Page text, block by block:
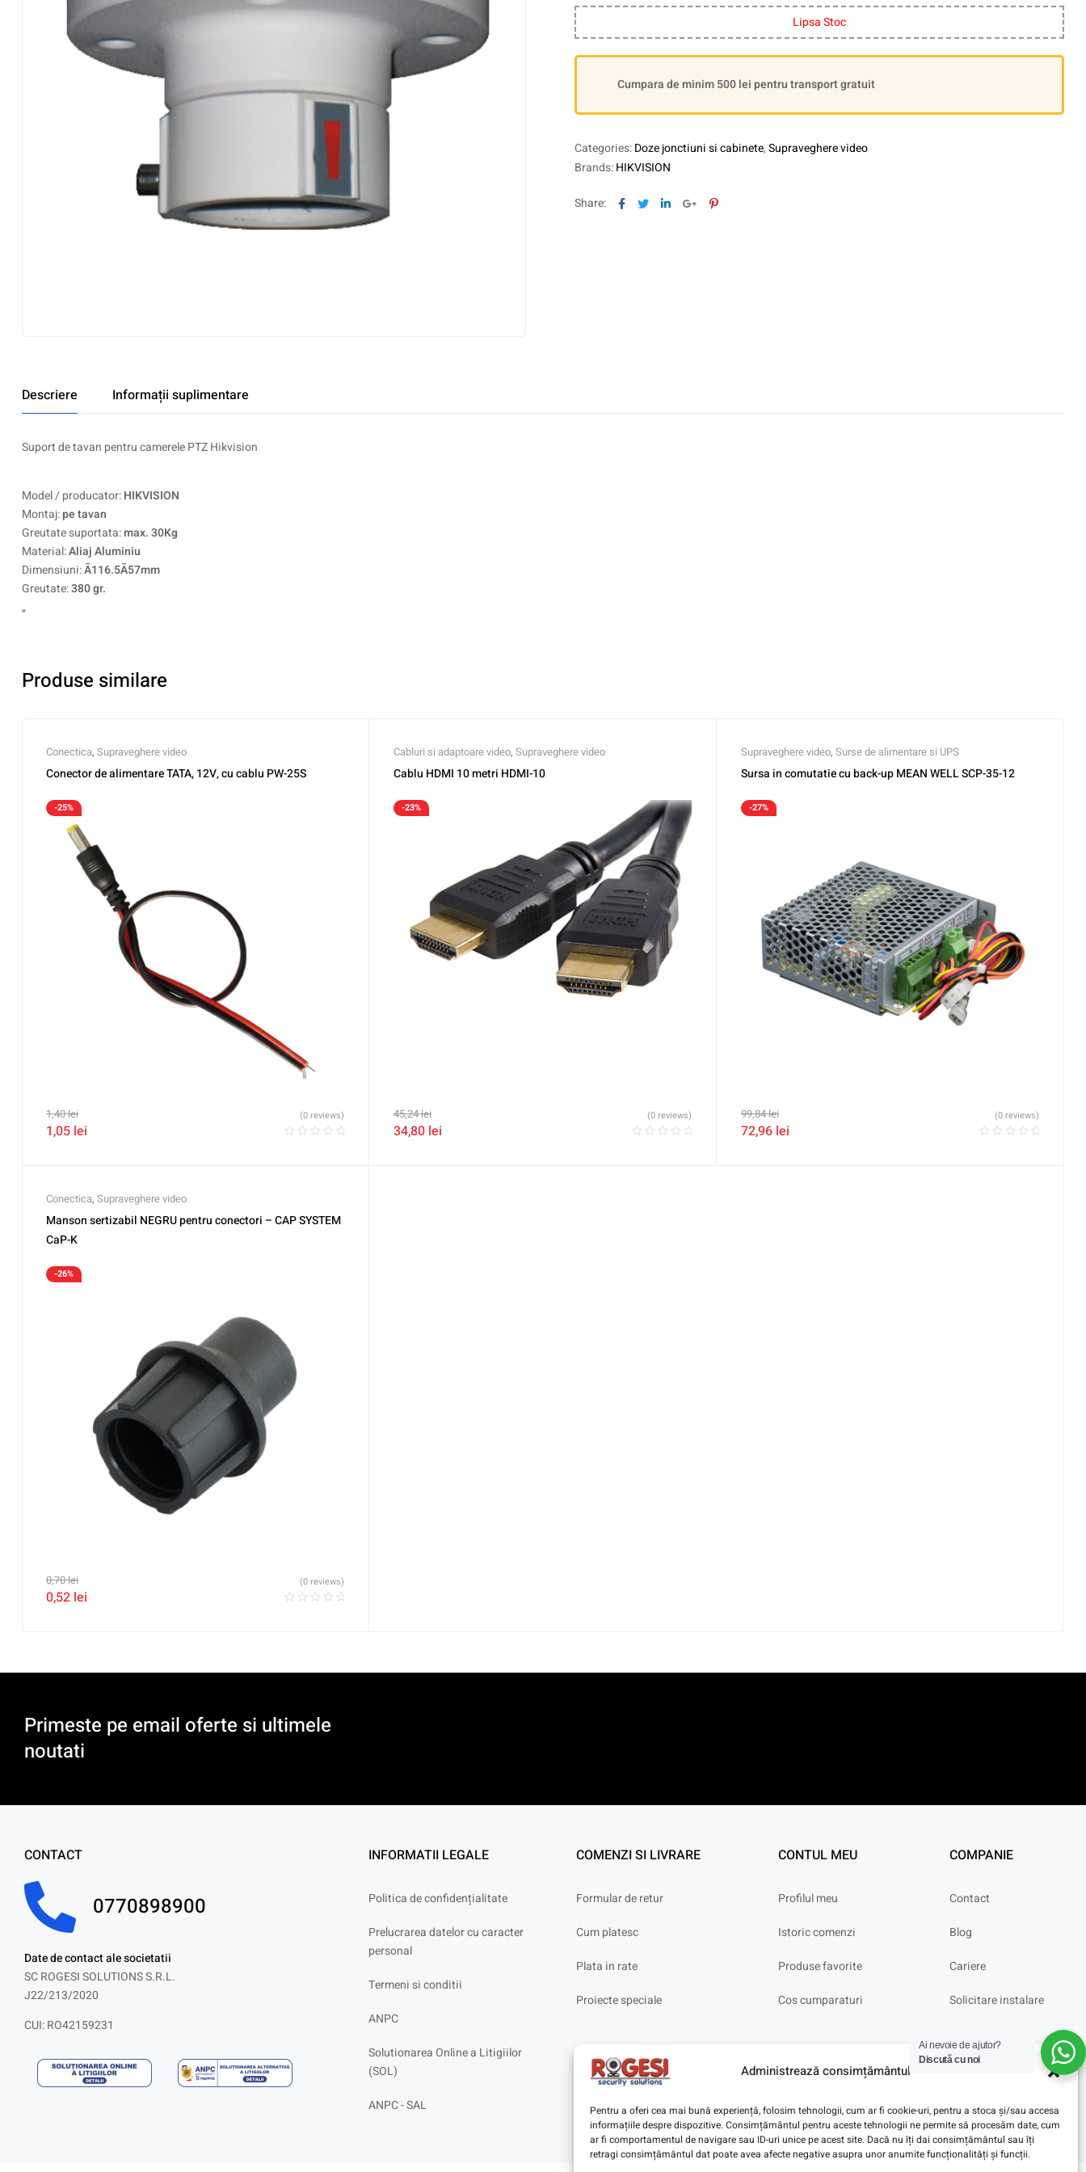
Administrează consimțământul
Pentru a oferi cea mai bună experiență, folosim tehnologii, cum ar fi cookie-uri, pentru a stoca și/sau accesa
informațiile despre dispozitive. Consimțământul pentru aceste tehnologii ne permite să procesăm date, cum
ar fi comportamentul de navigare sau ID-uri unice pe acest site. Dacă nu îți dai consimțământul sau îți
retragi consimțământul dat poate avea afecte negative asupra unor anumite funcționalități și funcții.
Lipsa Stoc
Cumpara de minim 500 lei pentru transport gratuit
Categories:Doze jonctiuni si cabinete,Supraveghere video
Brands:HIKVISION
Share: Facebook
TwitterLinkedinGoogle+Pinterest
Descriere Informații suplimentare
Suport de tavan pentru camerele PTZ Hikvision
Model / producator:HIKVISION
Montaj:pe tavan
Greutate suportata:max. 30Kg
Material:Aliaj Aluminiu
Dimensiuni:Ã116.5Ã57mm
Greutate:380 gr.
„
Produse similare
Conectica, Supraveghere video
Conector de alimentare TATA, 12V, cu cablu PW-25S
-25%
1,40lei
1,05 lei
(0 reviews)
Cabluri si adaptoare video, Supraveghere video
Cablu HDMI 10 metri HDMI-10
-23%
45,24lei
34,80 lei
(0 reviews)
Supraveghere video, Surse de alimentare si UPS
Sursa in comutatie cu back-up MEAN WELL SCP-35-12
-27%
99,84lei
72,96 lei
(0 reviews)
Conectica, Supraveghere video
Manson sertizabil NEGRU pentru conectori – CAP SYSTEM
CaP-K
-26%
0,70lei
0,52 lei
(0 reviews)
Primeste pe email oferte si ultimele
noutati
CONTACT
0770898900
Date de contact ale societatii
SC ROGESI SOLUTIONS S.R.L.
J22/213/2020
CUI: RO42159231
INFORMATII LEGALE
Politica de confidențialitate
Prelucrarea datelor cu caracter
personal
Termeni si conditii
ANPC
Solutionarea Online a Litigiilor
(SOL)
ANPC - SAL
COMENZI SI LIVRARE
Formular de retur
Cum platesc
Plata in rate
Proiecte speciale
CONTUL MEU
Profilul meu
Istoric comenzi
Produse favorite
Cos cumparaturi
COMPANIE
Contact
Blog
Cariere
Solicitare instalare
Ai nevoie de ajutor?
Discută cu noi